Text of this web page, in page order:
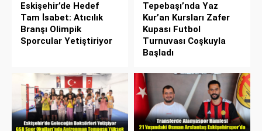
Eskişehir’de Hedef
Tam İsabet: Atıcılık
Branşı Olimpik
Sporcular Yetiştiriyor
Tepebaşı’nda Yaz
Kur’an Kursları Zafer
Kupası Futbol
Turnuvası Coşkuyla
Başladı